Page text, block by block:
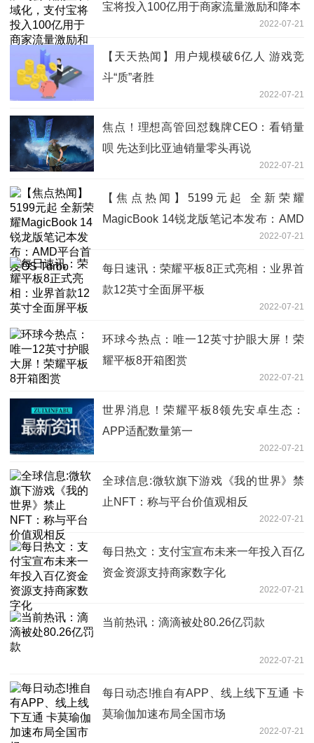
宝将投入100亿用于商家流量激励和降本
2022-07-21
【天天热闻】用户规模破6亿人 游戏竞
斗“质”者胜
2022-07-21
焦点！理想高管回怼魏牌CEO：看销量
呗 先达到比亚迪销量零头再说
2022-07-21
【焦点热闻】5199元起 全新荣耀
MagicBook 14锐龙版笔记本发布：AMD
2022-07-21
每日速讯：荣耀平板8正式亮相：业界首
款12英寸全面屏平板
2022-07-21
环球今热点：唯一12英寸护眼大屏！荣
耀平板8开箱图赏
2022-07-21
世界消息！荣耀平板8领先安卓生态：
APP适配数量第一
2022-07-21
全球信息:微软旗下游戏《我的世界》禁
止NFT：称与平台价值观相反
2022-07-21
每日热文：支付宝宣布未来一年投入百亿
资金资源支持商家数字化
2022-07-21
当前热讯：滴滴被处80.26亿罚款
2022-07-21
每日动态!推自有APP、线上线下互通 卡
莫瑜伽加速布局全国市场
2022-07-21